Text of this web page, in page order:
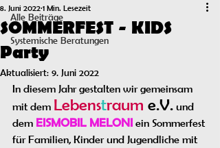
Alle Beiträge
Systemische Beratungen
SOMMERFEST - KIDS
Party
8. Juni 2022 1 Min. Lesezeit
Aktualisiert: 9. Juni 2022
In diesem Jahr gestalten wir gemeinsam
mit dem Lebenstraum e.V. und
dem EISMOBIL MELONI ein Sommerfest
für Familien, Kinder und Jugendliche mit